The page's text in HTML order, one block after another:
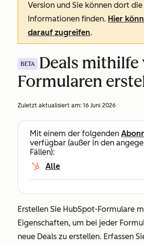
Version und Sie können dort
Informationen finden. Hier
darauf zugreifen.
BETA
Deals mithilfe
Formularen
Zuletzt aktualisiert am: 16 Juni 2026
Mit einem der folgenden
verfügbar (außer in den
Fällen):
Alle
Erstellen Sie HubSpot-Formulare
Eigenschaften, um bei jeder
neue Deals zu erstellen. Erfassen